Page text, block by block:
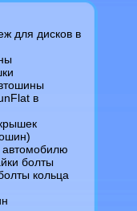
для дисков в
в
болты
кольца